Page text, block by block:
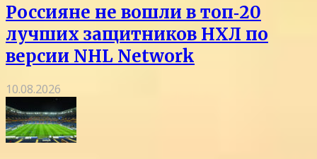
Россияне не вошли в топ‑20
лучших защитников НХЛ по
версии NHL Network
10.08.2026